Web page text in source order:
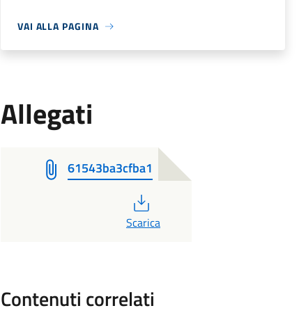
VAI ALLA PAGINA
Allegati
61543ba3cfba1
Scarica
Contenuti correlati